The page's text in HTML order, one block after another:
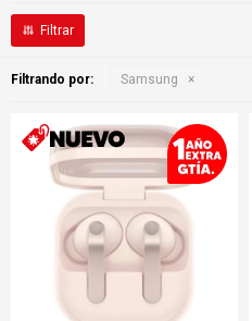
Filtrando por: Samsung